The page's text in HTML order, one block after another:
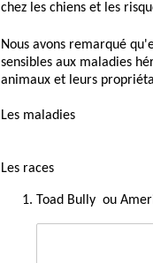
chez les chiens et les
Nous avons remarqué
sensibles aux maladies
animaux et leurs
Les maladies
Les races
Toad Bully ou